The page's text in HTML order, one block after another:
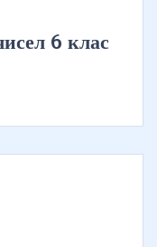
6 клас